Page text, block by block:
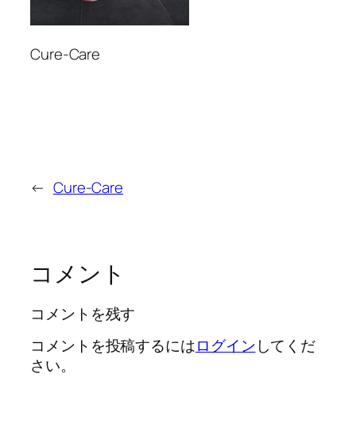
Cure-Care
← Cure-Care
コメント
コメントを残す
コメントを投稿するにはログインしてくだ
さい。